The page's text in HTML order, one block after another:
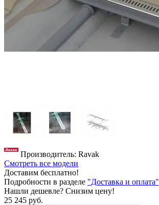
Производитель: Ravak
Смотреть все модели
Доставим бесплатно!
Подробности в разделе "Доставка и оплата"
Нашли дешевле? Снизим цену!
25 245 руб.